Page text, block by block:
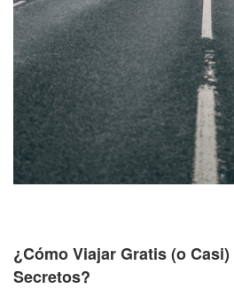
¿Cómo Viajar Gratis (o
Secretos?